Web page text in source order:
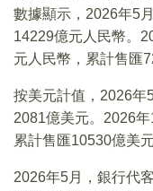
數據顯示，2026年5
14229億元人民幣。
元人民幣，累計售匯
按美元計值，2026年
2081億美元。2026
累計售匯10530億美元
2026年5月，銀行代